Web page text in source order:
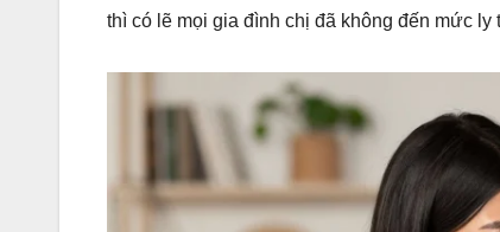
thì có lẽ mọi gia đình chị đã không đến mức ly